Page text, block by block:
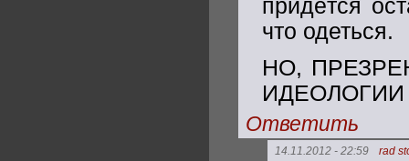
придётся
что одеться.
НО,
Ответить
14.11.2012 - 22:59 rad